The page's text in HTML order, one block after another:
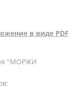
в виде PDF
"МОРЖИ